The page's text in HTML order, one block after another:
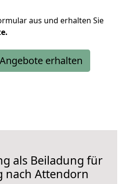
aus und erhalten Sie
erhalten
als Beiladung für
nach Attendorn